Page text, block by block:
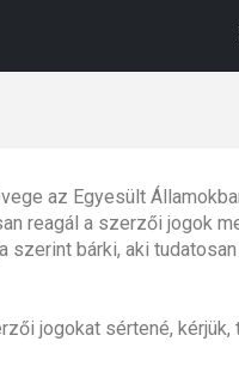
az Egyesült
reagál a szerzői jogok
szerint bárki, aki
jogokat sértené, kérjük,